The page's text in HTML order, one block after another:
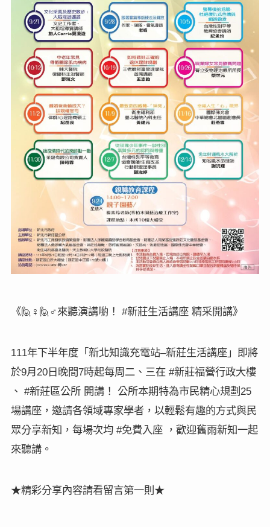
《🙋 ♀ 🙋 ♂ 來聽演講喲！ #新莊生活講座 精采開講》
111年下半年度「新北知識充電站–新莊生活講座」即將
於9月 20日晚間7時起每周二、三在#新莊福營行政大樓
、 #新莊區公所 開講！ 公所本期特為市民精心規劃 25
場講座，邀請各領域專家學者，以輕鬆有趣的方式與民
眾分享新知，每場次均#免費入座
，歡迎舊雨新知一起
來聽講。
★精彩分享內容請看留言第一則★